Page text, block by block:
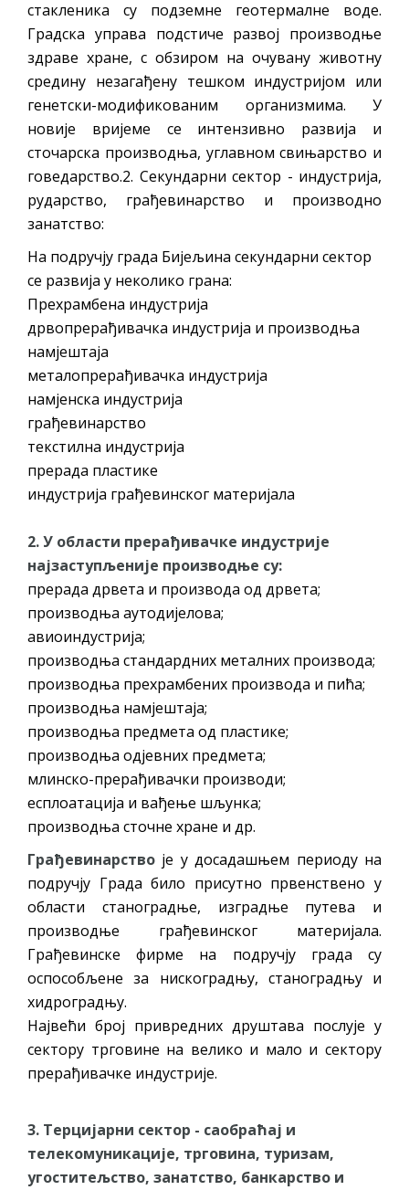
стакленика су подземне геотермалне воде.
Градска управа подстиче развој производње
здраве хране, с обзиром на очувану животну
средину незагађену тешком индустријом или
генетски-модификованим организмима. У
новије вријеме се интензивно развија и
сточарска производња, углавном свињарство и
говедарство.2. Секундарни сектор - индустрија,
рударство, грађевинарство и производно
занатство:
На подручју града Бијељина секундарни сектор
се развија у неколико грана:
Прехрамбена индустрија
дрвопрерађивачка индустрија и производња
намјештаја
металопрерађивачка индустрија
намјенска индустрија
грађевинарство
текстилна индустрија
прерада пластике
индустрија грађевинског материјала
2. У области прерађивачке индустрије
најзаступљеније производње су:
прерада дрвета и производа од дрвета;
производња аутодијелова;
авиоиндустрија;
производња стандардних металних производа;
производња прехрамбених производа и пића;
производња намјештаја;
производња предмета од пластике;
производња одјевних предмета;
млинско-прерађивачки производи;
есплоатација и вађење шљунка;
производња сточне хране и др.
Грађевинарство је у досадашњем периоду на
подручју Града било присутно првенствено у
области станоградње, изградње путева и
производње грађевинског материјала.
Грађевинске фирме на подручју града су
оспособљене за нискоградњу, станоградњу и
хидроградњу.
Највећи број привредних друштава послује у
сектору трговине на велико и мало и сектору
прерађивачке индустрије.
3. Терцијарни сектор - саобраћај и
телекомуникације, трговина, туризам,
угоститељство, занатство, банкарство и